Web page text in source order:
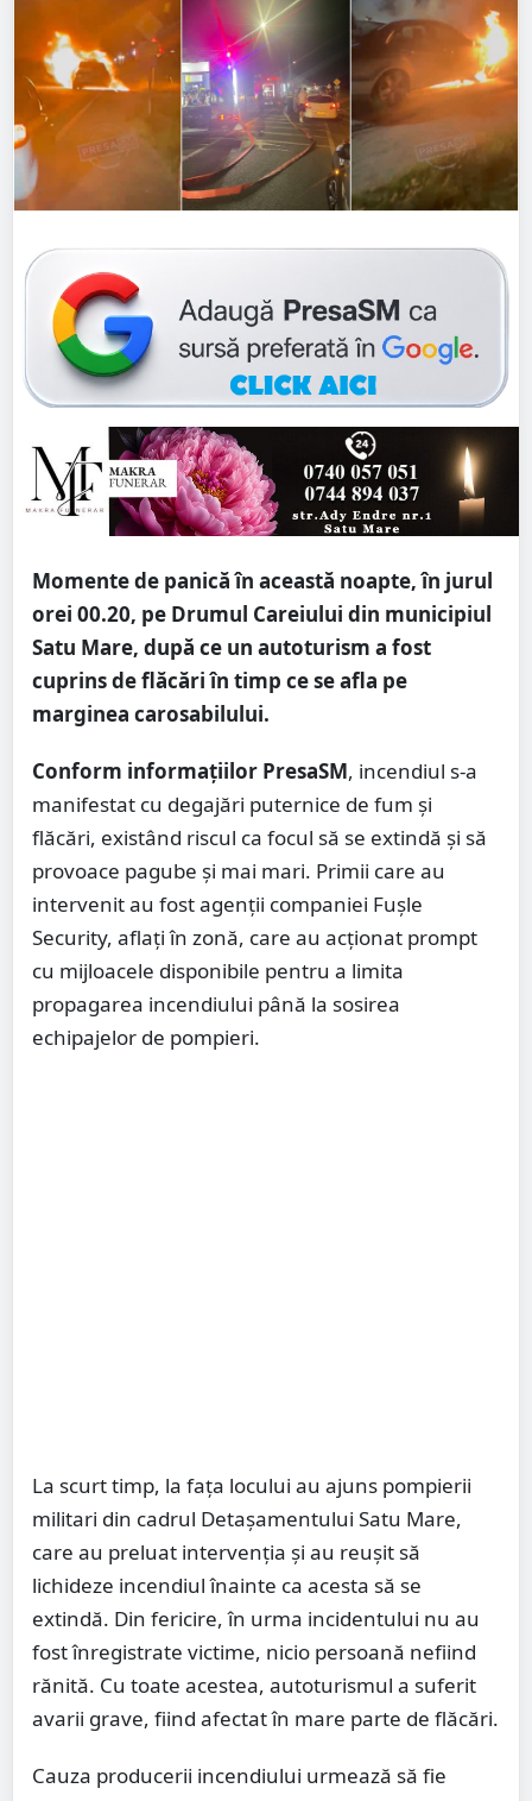
Momente de panică în această noapte, în jurul
orei 00.20, pe Drumul Careiului din municipiul
Satu Mare, după ce un autoturism a fost
cuprins de flăcări în timp ce se afla pe
marginea carosabilului.
Conform informațiilor PresaSM, incendiul s-a
manifestat cu degajări puternice de fum și
flăcări, existând riscul ca focul să se extindă și să
provoace pagube și mai mari. Primii care au
intervenit au fost agenții companiei Fușle
Security, aflați în zonă, care au acționat prompt
cu mijloacele disponibile pentru a limita
propagarea incendiului până la sosirea
echipajelor de pompieri.
La scurt timp, la fața locului au ajuns pompierii
militari din cadrul Detașamentului Satu Mare,
care au preluat intervenția și au reușit să
lichideze incendiul înainte ca acesta să se
extindă. Din fericire, în urma incidentului nu au
fost înregistrate victime, nicio persoană nefiind
rănită. Cu toate acestea, autoturismul a suferit
avarii grave, fiind afectat în mare parte de flăcări.
Cauza producerii incendiului urmează să fie